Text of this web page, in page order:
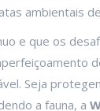
ambientais
e que os
Seja
a fauna, a